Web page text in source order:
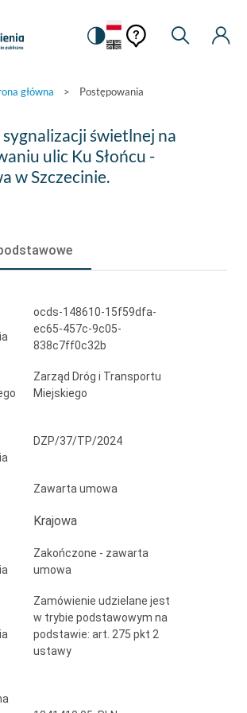
Zmiana
na
kontrastową
Pomoc
kontekstowa
Pomoc
Moje
główna > Postępowania
świetlnej na
ulic Ku Słońcu -
w Szczecinie.
ocds-148610-15f59dfa-
ec65-457c-9c05-
838c7ff0c32b
Zarząd Dróg i Transportu
Miejskiego
DZP/37/TP/2024
Zawarta umowa
Krajowa
Zakończone - zawarta
umowa
Zamówienie udzielane jest
w trybie podstawowym na
podstawie: art. 275 pkt 2
ustawy